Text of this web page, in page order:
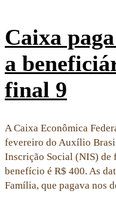
Caixa
a
final 9
A Caixa Econômica
fevereiro do Auxílio
Inscrição Social (NIS)
benefício é R$ 400. As
Família, que pagava nos